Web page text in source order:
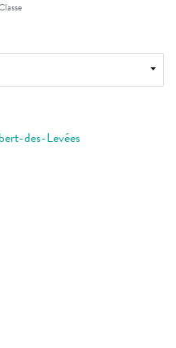
des-Levées